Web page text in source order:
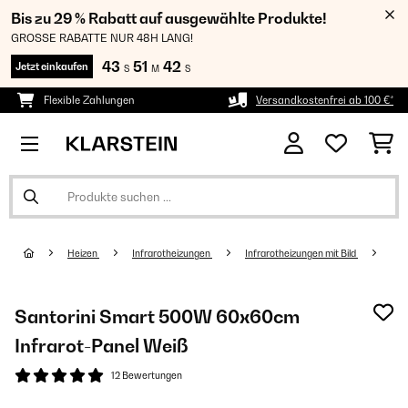
Bis zu 29 % Rabatt auf ausgewählte Produkte!
GROSSE RABATTE NUR 48H LANG!
Jetzt einkaufen 43 S 51 M 42 S
Flexible Zahlungen Versandkostenfrei ab 100 €*
Heizen Infrarotheizungen Infrarotheizungen mit Bild
Santorini Smart 500W 60x60cm
Infrarot-Panel​​ Weiß
12 Bewertungen